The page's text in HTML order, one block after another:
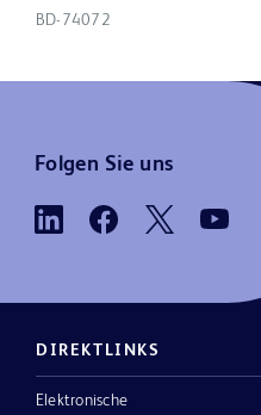
BD-74072
Folgen Sie uns
DIREKTLINKS
Elektronische